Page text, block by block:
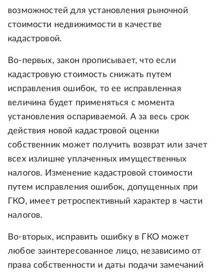
возможностей для установления рыночной
стоимости недвижимости в качестве
кадастровой.
Во-первых, закон прописывает, что если
кадастровую стоимость снижать путем
исправления ошибок, то ее исправленная
величина будет применяться с момента
установления оспариваемой. А за весь срок
действия новой кадастровой оценки
собственник может получить возврат или зачет
всех излишне уплаченных имущественных
налогов. Изменение кадастровой стоимости
путем исправления ошибок, допущенных при
ГКО, имеет ретроспективный характер в части
налогов.
Во-вторых, исправить ошибку в ГКО может
любое заинтересованное лицо, независимо от
права собственности и даты подачи замечаний